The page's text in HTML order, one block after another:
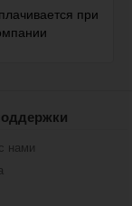
при
нами